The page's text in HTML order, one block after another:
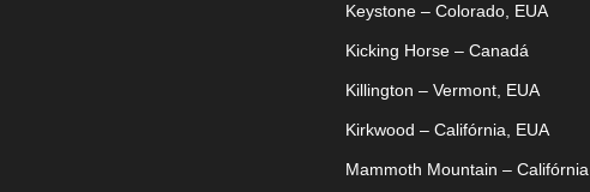
Keystone – Colorado, EUA
Kicking Horse – Canadá
Killington – Vermont, EUA
Kirkwood – Califórnia, EUA
Mammoth Mountain –